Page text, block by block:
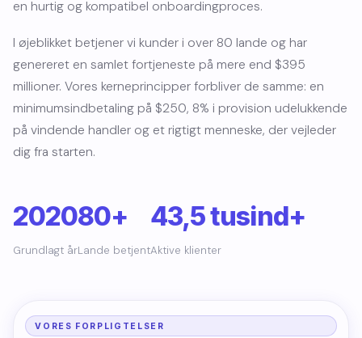
en hurtig og kompatibel onboardingproces.
I øjeblikket betjener vi kunder i over 80 lande og har
genereret en samlet fortjeneste på mere end $395
millioner. Vores kerneprincipper forbliver de samme: en
minimumsindbetaling på $250, 8% i provision udelukkende
på vindende handler og et rigtigt menneske, der vejleder
dig fra starten.
2020
Grundlagt år
80+
Lande betjent
43,5 tusind+
Aktive klienter
VORES FORPLIGTELSER